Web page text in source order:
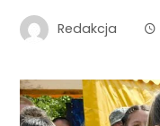
Redakcja